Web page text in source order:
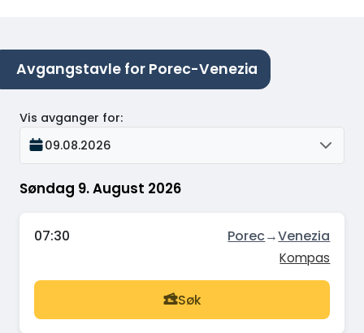
Avgangstavle for Porec-Venezia
Søndag 9. August 2026
Vis avganger for:
09.08.2026
07:30 Porec→Venezia
Kompas
Søk